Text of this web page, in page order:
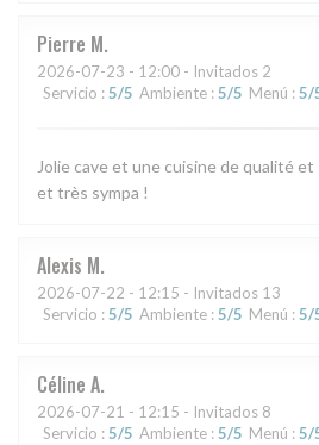
Pierre M
2026-07-23 - 12:00 - Invitados 2
Servicio : 5/5 Ambiente : 5/5 Menú : 5/
Jolie cave et une cuisine de qualité
et très sympa !
Alexis M
2026-07-22 - 12:15 - Invitados 13
Servicio : 5/5 Ambiente : 5/5 Menú : 5/
Céline A
2026-07-21 - 12:15 - Invitados 8
Servicio : 5/5 Ambiente : 5/5 Menú : 5/